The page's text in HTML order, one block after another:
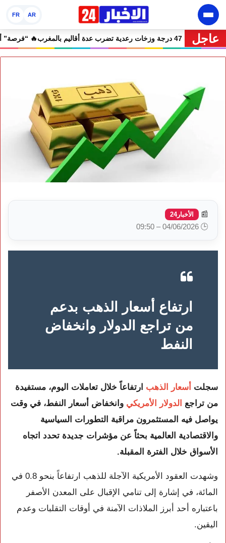
AR
FR
عاجل
🔥 نشرة إنذارية.. موجة حر تصل إلى 47 درجة وزخات رعدية تضرب عدة أقاليم بالمغرب
📰 الأخبار24
🕒 04/06/2026 – 09:50
ارتفاع أسعار الذهب بدعم
من تراجع الدولار وانخفاض
النفط
سجلت أسعار الذهب ارتفاعاً خلال تعاملات اليوم، مستفيدة
من تراجع الدولار الأمريكي وانخفاض أسعار النفط، في وقت
يواصل فيه المستثمرون مراقبة التطورات السياسية
والاقتصادية العالمية بحثاً عن مؤشرات جديدة تحدد اتجاه
الأسواق خلال الفترة المقبلة.
وشهدت العقود الأمريكية الآجلة للذهب ارتفاعاً بنحو 0.8 في
المائة، في إشارة إلى تنامي الإقبال على المعدن الأصفر
باعتباره أحد أبرز الملاذات الآمنة في أوقات التقلبات وعدم
اليقين.